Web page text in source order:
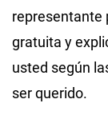
representante
gratuita y
usted según
ser querido.